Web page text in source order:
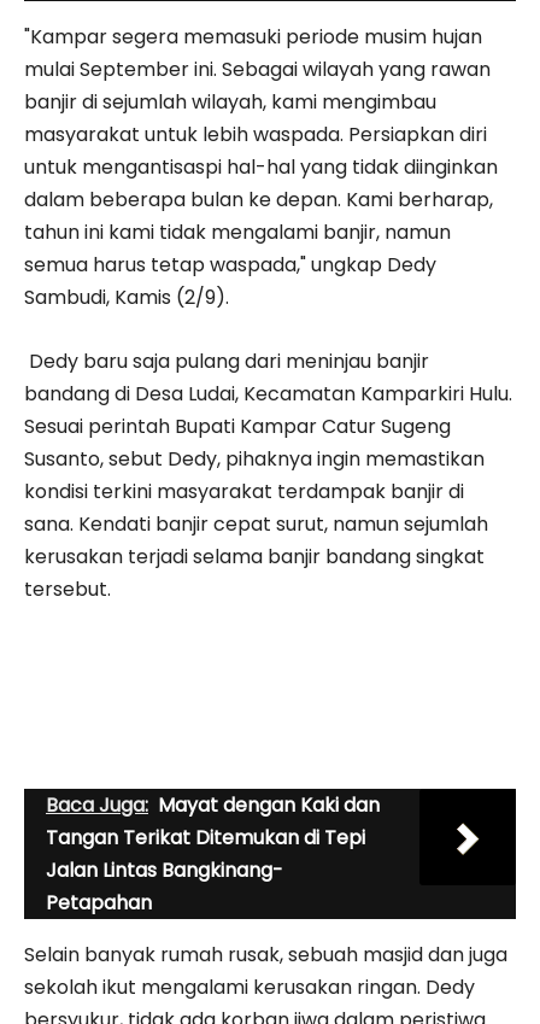
"Kampar segera memasuki periode musim hujan
mulai September ini. Sebagai wilayah yang rawan
banjir di sejumlah wilayah, kami mengimbau
masyarakat untuk lebih waspada. Persiapkan diri
untuk mengantisaspi hal-hal yang tidak diinginkan
dalam beberapa bulan ke depan. Kami berharap,
tahun ini kami tidak mengalami banjir, namun
semua harus tetap waspada," ungkap Dedy
Sambudi, Kamis (2/9).
Dedy baru saja pulang dari meninjau banjir
bandang di Desa Ludai, Kecamatan Kamparkiri Hulu.
Sesuai perintah Bupati Kampar Catur Sugeng
Susanto, sebut Dedy, pihaknya ingin memastikan
kondisi terkini masyarakat terdampak banjir di
sana. Kendati banjir cepat surut, namun sejumlah
kerusakan terjadi selama banjir bandang singkat
tersebut.
Baca Juga: Mayat dengan Kaki dan
Tangan Terikat Ditemukan di Tepi
Jalan Lintas Bangkinang-
Petapahan
Selain banyak rumah rusak, sebuah masjid dan juga
sekolah ikut mengalami kerusakan ringan. Dedy